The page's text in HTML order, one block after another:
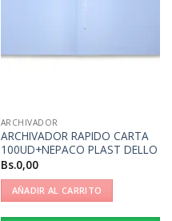
ARCHIVADOR
ARCHIVADOR RAPIDO CARTA
100UD+NEPACO PLAST DELLO
Bs.0,00
AÑADIR AL CARRITO